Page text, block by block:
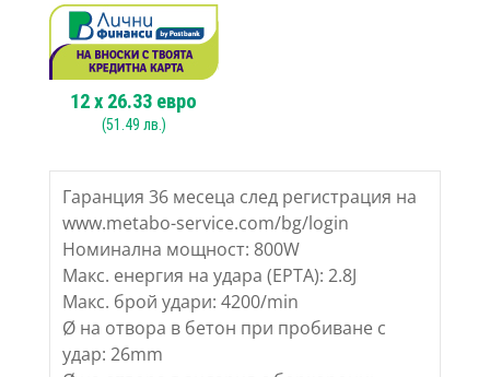
12x 26.33 евро
(51.49 лв.)
Гаранция 36 месеца след регистрация на
www.metabo-service.com/bg/login
Номинална мощност: 800W
Макс. енергия на удара (EPTA): 2.8J
Макс. брой удари: 4200/min
Ø на отвора в бетон при пробиване с
удар: 26mm